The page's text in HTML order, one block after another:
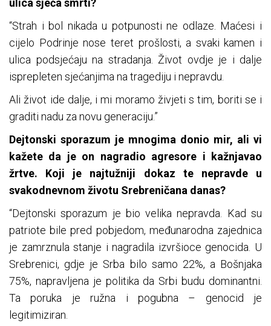
ulica sjeća smrti?
“Strah i bol nikada u potpunosti ne odlaze. Maćesi i
cijelo Podrinje nose teret prošlosti, a svaki kamen i
ulica podsjećaju na stradanja. Život ovdje je i dalje
isprepleten sjećanjima na tragediju i nepravdu.
Ali život ide dalje, i mi moramo živjeti s tim, boriti se i
graditi nadu za novu generaciju.”
Dejtonski sporazum je mnogima donio mir, ali vi
kažete da je on nagradio agresore i kažnjavao
žrtve. Koji je najtužniji dokaz te nepravde u
svakodnevnom životu Srebreničana danas?
“Dejtonski sporazum je bio velika nepravda. Kad su
patriote bile pred pobjedom, međunarodna zajednica
je zamrznula stanje i nagradila izvršioce genocida. U
Srebrenici, gdje je Srba bilo samo 22%, a Bošnjaka
75%, napravljena je politika da Srbi budu dominantni.
Ta poruka je ružna i pogubna – genocid je
legitimiziran.